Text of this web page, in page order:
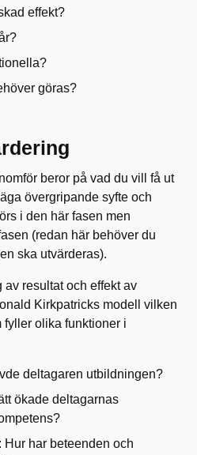
effekt?
göras?
beror på vad du vill få ut
övergripande syfte och
i den här fasen men
(redan här behöver du
ska utvärderas).
av resultat och effekt av
Kirkpatricks modell vilken
fyller olika funktioner i
deltagaren utbildningen?
ökade deltagarnas
Hur har beteenden och